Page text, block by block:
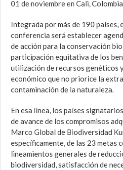
01 de noviembre en Cali,
Integrada por más de 190 países,
conferencia será establecer
de acción para la conservación
participación equitativa de los
utilización de recursos genéticos
económico que no priorice la
contaminación de la naturaleza.
En esa línea, los países
de avance de los compromisos
Marco Global de Biodiversidad
específicamente, de las 23 metas
lineamientos generales de
biodiversidad, satisfacción de